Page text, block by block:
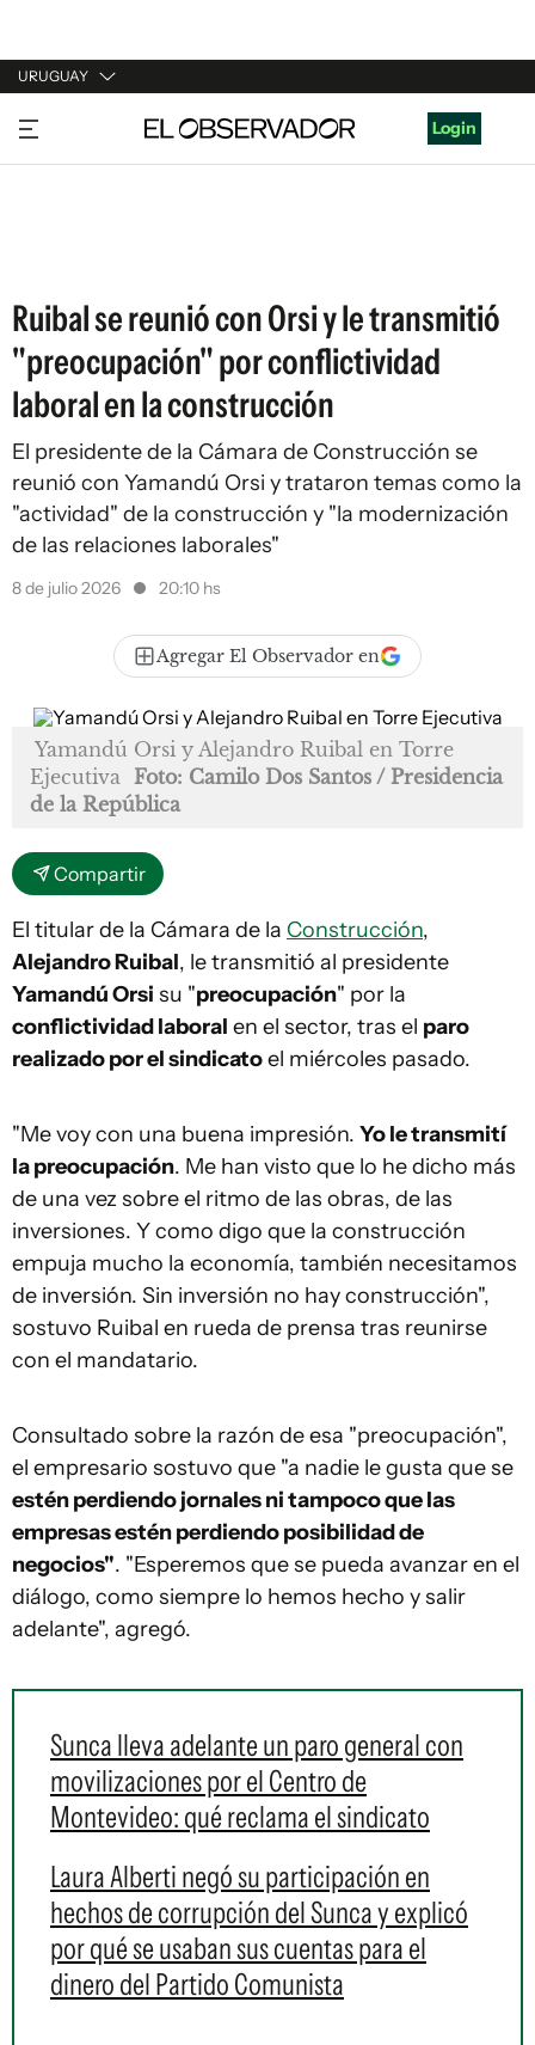
URUGUAY
URUGUAY
ARGENTINA
Login
Ruibal se reunió con Orsi y le transmitió
"preocupación" por conflictividad
laboral en la construcción
El presidente de la Cámara de Construcción se
reunió con Yamandú Orsi y trataron temas como la
"actividad" de la construcción y "la modernización
de las relaciones laborales"
8 de julio 2026 20:10 hs
Agregar El Observador en
Yamandú Orsi y Alejandro Ruibal en Torre
Ejecutiva Foto: Camilo Dos Santos / Presidencia
de la República
Compartir
El titular de la Cámara de la Construcción,
Alejandro Ruibal, le transmitió al presidente
Yamandú Orsi su "preocupación" por la
conflictividad laboral en el sector, tras el paro
realizado por el sindicatoel miércoles pasado.
"Me voy con una buena impresión. Yo le transmití
la preocupación. Me han visto que lo he dicho más
de una vez sobre el ritmo de las obras, de las
inversiones. Y como digo que la construcción
empuja mucho la economía, también necesitamos
de inversión. Sin inversión no hay construcción",
sostuvo Ruibal en rueda de prensa tras reunirse
con el mandatario.
Consultado sobre la razón de esa "preocupación",
el empresario sostuvo que "a nadie le gusta que se
estén perdiendo jornales ni tampoco que las
empresas estén perdiendo posibilidad de
negocios". "Esperemos que se pueda avanzar en el
diálogo, como siempre lo hemos hecho y salir
adelante", agregó.
Sunca lleva adelante un paro general con
movilizaciones por el Centro de
Montevideo: qué reclama el sindicato
Laura Alberti negó su participación en
hechos de corrupción del Sunca y explicó
por qué se usaban sus cuentas para el
dinero del Partido Comunista